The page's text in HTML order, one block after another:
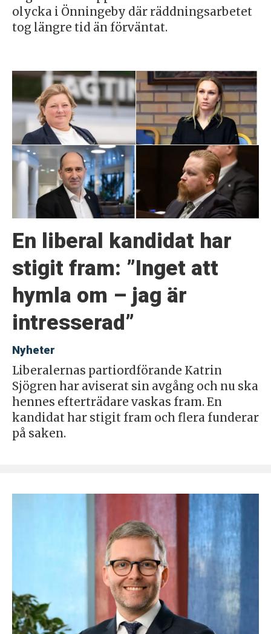
olycka i Önningeby där räddningsarbetet
tog längre tid än förväntat.
En liberal kandidat har
stigit fram: ”Inget att
hymla om – jag är
intresserad”
Nyheter
Liberalernas partiordförande Katrin
Sjögren har aviserat sin avgång och nu ska
hennes efterträdare vaskas fram. En
kandidat har stigit fram och flera funderar
på saken.